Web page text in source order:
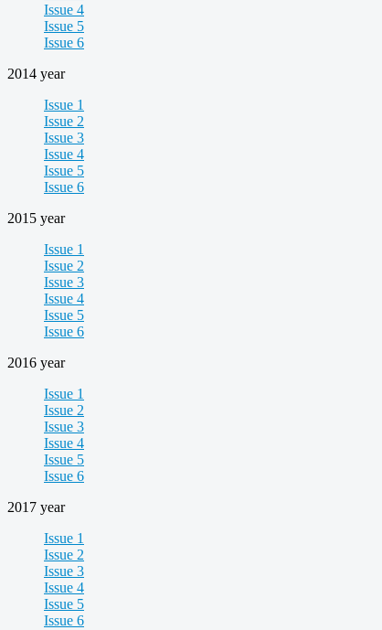
Issue 4
Issue 5
Issue 6
2014 year
Issue 1
Issue 2
Issue 3
Issue 4
Issue 5
Issue 6
2015 year
Issue 1
Issue 2
Issue 3
Issue 4
Issue 5
Issue 6
2016 year
Issue 1
Issue 2
Issue 3
Issue 4
Issue 5
Issue 6
2017 year
Issue 1
Issue 2
Issue 3
Issue 4
Issue 5
Issue 6